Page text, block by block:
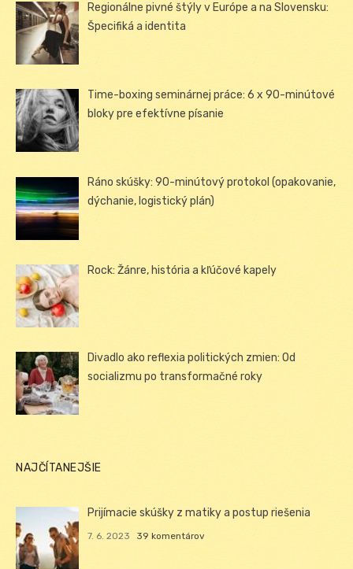
Regionálne pivné štýly v Európe a na Slovensku:
Špecifiká a identita
Time-boxing seminárnej práce: 6 x 90-minútové
bloky pre efektívne písanie
Ráno skúšky: 90-minútový protokol (opakovanie,
dýchanie, logistický plán)
Rock: Žánre, história a kľúčové kapely
Divadlo ako reflexia politických zmien: Od
socializmu po transformačné roky
NAJČÍTANEJŠIE
Prijímacie skúšky z matiky a postup riešenia
7. 6. 2023 39 komentárov